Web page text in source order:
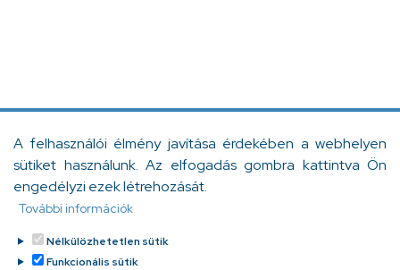
A felhasználói élmény javítása érdekében a webhelyen
sütiket használunk. Az elfogadás gombra kattintva Ön
engedélyzi ezek létrehozását.
További információk
Nélkülözhetetlen sütik
Funkcionális sütik